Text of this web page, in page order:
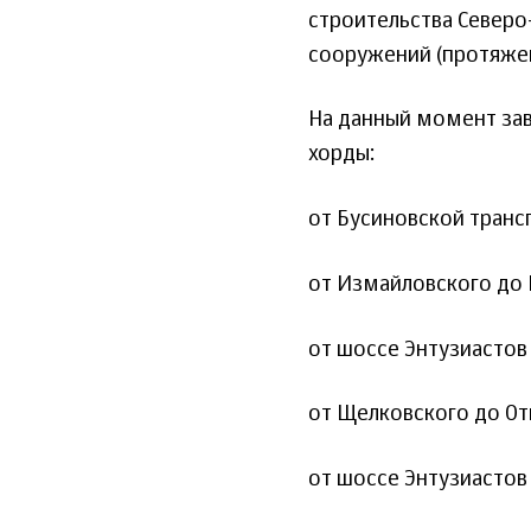
строительства
сооружений
На данный момент
хорды:
от Бусиновской
от Измайловского
от шоссе
от Щелковского до
от шоссе